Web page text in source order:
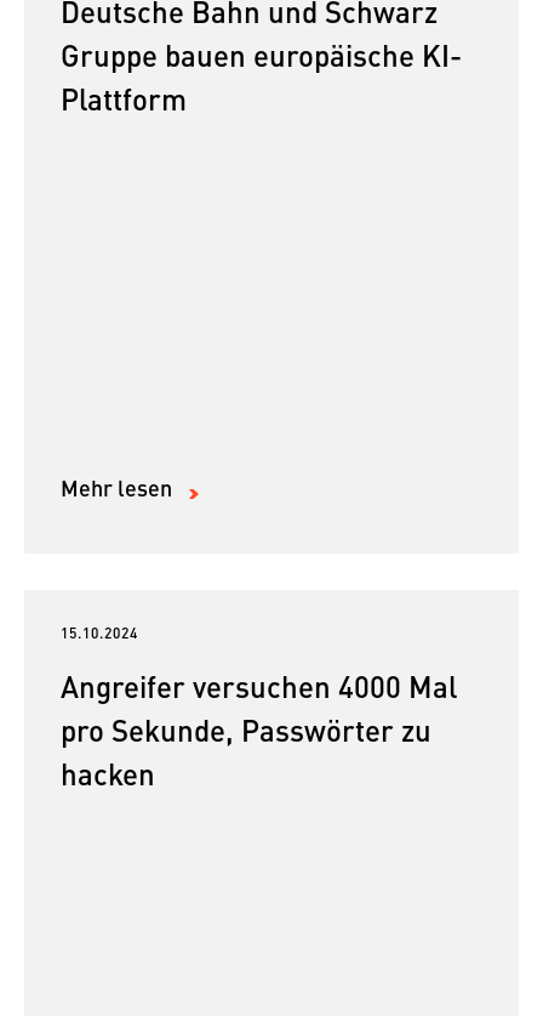
Deutsche Bahn und Schwarz
Gruppe bauen europäische KI-
Plattform
Mehr lesen
15.10.2024
Angreifer versuchen 4000 Mal
pro Sekunde, Passwörter zu
hacken